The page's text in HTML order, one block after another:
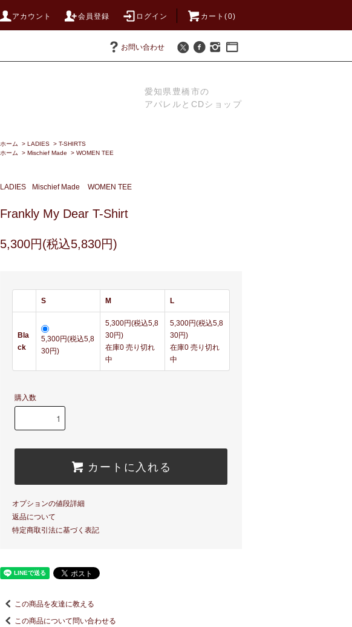
アカウント 会員登録 ログイン カート(0)
お問い合わせ
愛知県豊橋市の
アパレルとCDショップ
ホーム > LADIES > T-SHIRTS
ホーム
> Mischief Made > WOMEN TEE
LADIES Mischief Made WOMEN TEE
Frankly My Dear T-Shirt
5,300円(税込5,830円)
S M L
Bla
ck
5,300円(税込5,8
30円)
5,300円(税込5,8
30円)
在庫0 売り切れ
中
5,300円(税込5,8
30円)
在庫0 売り切れ
中
購入数
カートに入れる
オプションの値段詳細
返品について
特定商取引法に基づく表記
この商品を友達に教える
この商品について問い合わせる